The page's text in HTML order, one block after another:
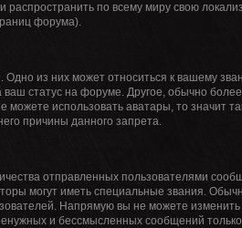
распространить по всему миру свою
форума).
из них может относиться к вашему
статус на форуме. Другое, обычно
можете использовать аватары, то значит
причины данного запрета.
отправленных пользователями
могут иметь специальные звания.
Напрямую вы не можете изменить
и бессмысленных сообщений